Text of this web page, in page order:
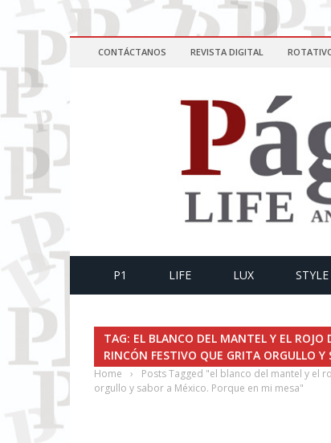
CONTÁCTANOS REVISTA DIGITAL
P1 LIFE LUX STYLE
TAG: EL BLANCO DEL MANTEL Y EL ROJO
RINCÓN FESTIVO QUE GRITA ORGULLO
Home ›
Posts Tagged "el blanco del mantel y el
orgullo y sabor a México. Porque en mi mesa"